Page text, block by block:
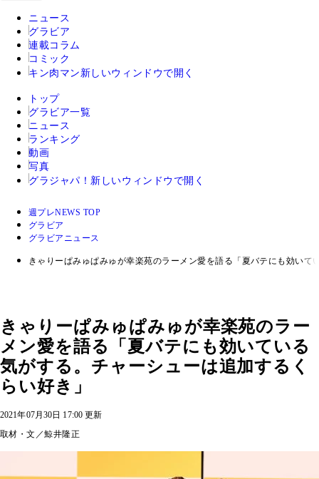
ニュース
グラビア
連載コラム
コミック
キン肉マン 新しいウィンドウで開く
トップ
グラビア一覧
ニュース
ランキング
動画
写真
グラジャパ！ 新しいウィンドウで開く
週プレNEWS TOP
グラビア
グラビアニュース
きゃりーぱみゅぱみゅが幸楽苑のラーメン愛を語る「夏バテにも効い
きゃりーぱみゅぱみゅが幸楽苑のラー
メン愛を語る「夏バテにも効いている
気がする。チャーシューは追加するく
らい好き」
2021年07月30日 17:00 更新
取材・文／鯨井隆正